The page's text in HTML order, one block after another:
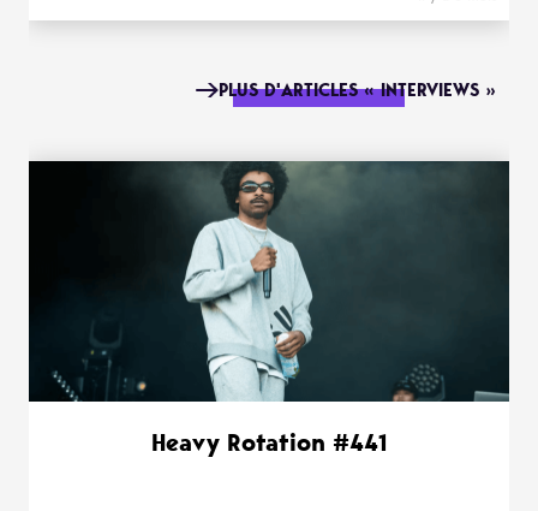
PLUS D'ARTICLES « INTERVIEWS »
Heavy Rotation #441